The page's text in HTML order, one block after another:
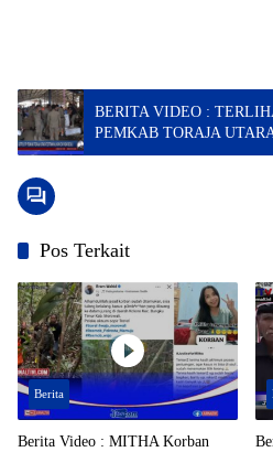
BERITA VIDEO :
PEMKAB TORAJA
DI PASAR BOLU
Pos Terkait
Berita
Berita Video : MITHA Korban